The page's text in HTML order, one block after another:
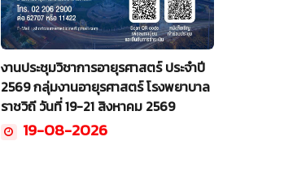
งานประชุมวิชาการอายุรศาสตร์ ประจำปี
2569 กลุ่มงานอายุรศาสตร์ โรงพยาบาล
ราชวิถี วันที่ 19-21 สิงหาคม 2569
19-08-2026